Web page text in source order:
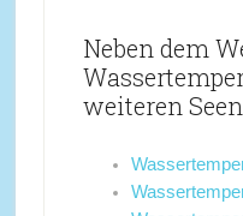
Neben dem
weiteren